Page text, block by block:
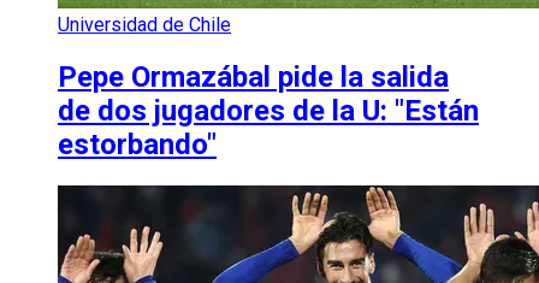
Universidad de Chile
Pepe Ormazábal pide la salida
de dos jugadores de la U: "Están
estorbando"